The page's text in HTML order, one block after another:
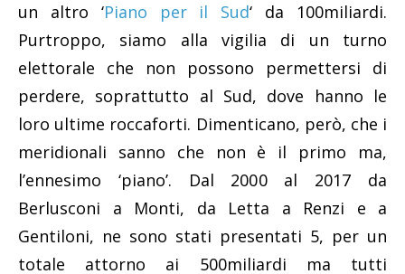
un altro ‘Piano per il Sud‘ da 100miliardi.
Purtroppo, siamo alla vigilia di un turno
elettorale che non possono permettersi di
perdere, soprattutto al Sud, dove hanno le
loro ultime roccaforti. Dimenticano, però, che i
meridionali sanno che non è il primo ma,
l’ennesimo ‘piano’. Dal 2000 al 2017 da
Berlusconi a Monti, da Letta a Renzi e a
Gentiloni, ne sono stati presentati 5, per un
totale attorno ai 500miliardi ma tutti